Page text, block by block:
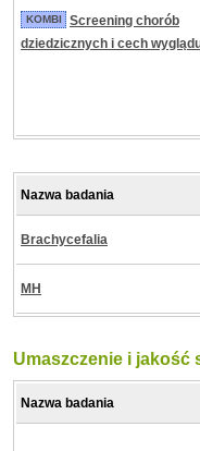
KOMBI
Screening chorób
dziedzicznych i cech
Nazwa badania
Brachycefalia
MH
Umaszczenie i jakość
Nazwa badania